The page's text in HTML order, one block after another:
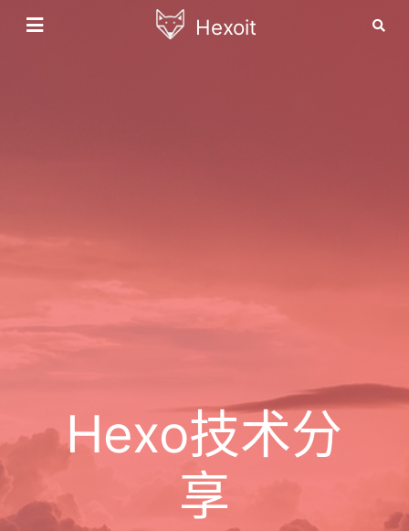
Hexoit
Hexo技术分
享